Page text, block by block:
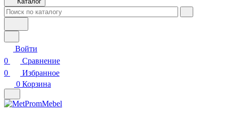
Войти
0
Сравнение
0
Избранное
0 Корзина